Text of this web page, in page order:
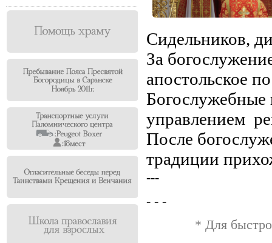
Сидельников,
За
апостольское
Богослужебные
управлением
После
традиции
---
- - -
* Для